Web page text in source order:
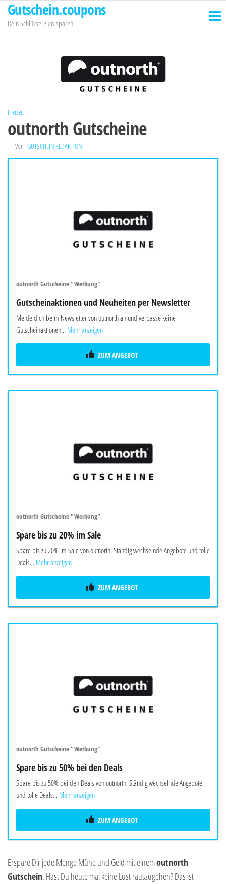
Zum
Inhalt
springen
Gutschein.coupons
Dein Schlüssel zum sparen
Freizeit
outnorth Gutscheine
Von GUTSCHEIN REDAKTION
outnorth Gutscheine "Werbung"
Gutscheinaktionen und Neuheiten per Newsletter
Melde dich beim Newsletter von outnorth an und verpasse keine
Gutscheinaktionen... Mehr anzeigen
ZUM ANGEBOT
outnorth Gutscheine "Werbung"
Spare bis zu 20% im Sale
Spare bis zu 20% im Sale von outnorth. Ständig wechselnde Angebote und tolle
Deals... Mehr anzeigen
ZUM ANGEBOT
outnorth Gutscheine "Werbung"
Spare bis zu 50% bei den Deals
Spare bis zu 50% bei den Deals von outnorth. Ständig wechselnde Angebote
und tolle Deals... Mehr anzeigen
ZUM ANGEBOT
Erspare Dir jede Menge Mühe und Geld mit einemoutnorth
Gutschein. Hast Du heute mal keine Lust rauszugehen? Das ist